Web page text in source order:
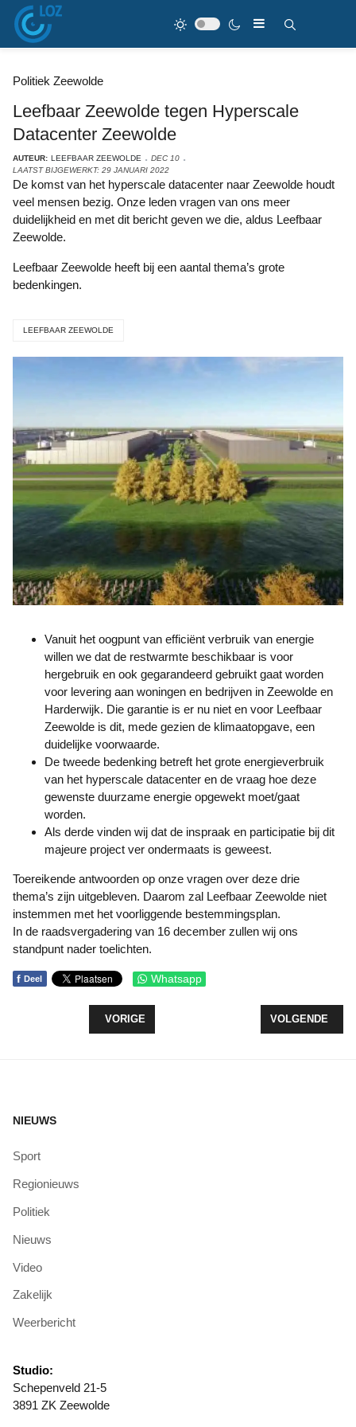
Politiek Zeewolde
Leefbaar Zeewolde tegen Hyperscale
Datacenter Zeewolde
AUTEUR: LEEFBAAR ZEEWOLDE
DEC 10
LAATST BIJGEWERKT: 29 JANUARI 2022
De komst van het hyperscale datacenter naar Zeewolde houdt
veel mensen bezig. Onze leden vragen van ons meer
duidelijkheid en met dit bericht geven we die, aldus Leefbaar
Zeewolde.
Leefbaar Zeewolde heeft bij een aantal thema’s grote
bedenkingen.
LEEFBAAR ZEEWOLDE
Vanuit het oogpunt van efficiënt verbruik van energie
willen we dat de restwarmte beschikbaar is voor
hergebruik en ook gegarandeerd gebruikt gaat worden
voor levering aan woningen en bedrijven in Zeewolde en
Harderwijk. Die garantie is er nu niet en voor Leefbaar
Zeewolde is dit, mede gezien de klimaatopgave, een
duidelijke voorwaarde.
De tweede bedenking betreft het grote energieverbruik
van het hyperscale datacenter en de vraag hoe deze
gewenste duurzame energie opgewekt moet/gaat
worden.
Als derde vinden wij dat de inspraak en participatie bij dit
majeure project ver ondermaats is geweest.
Toereikende antwoorden op onze vragen over deze drie
thema’s zijn uitgebleven. Daarom zal Leefbaar Zeewolde niet
instemmen met het voorliggende bestemmingsplan.
In de raadsvergadering van 16 december zullen wij ons
standpunt nader toelichten.
f Deel Whatsapp
VORIG ARTIKEL: TWEEDE KAMER WIJST
VORIGE VOLGENDE
VOLGENDE
NIEUWS
Sport
Regionieuws
Politiek
Nieuws
Video
Zakelijk
Weerbericht
Studio:
Schepenveld 21-5
3891 ZK Zeewolde